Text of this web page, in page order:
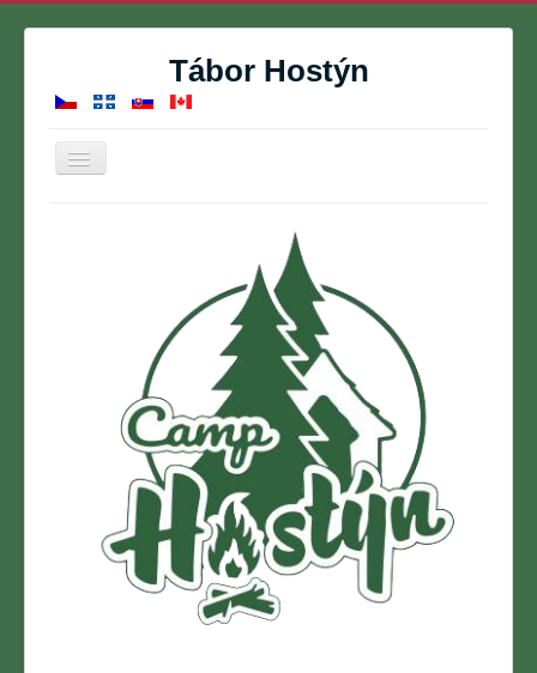
Tábor Hostýn
Přepnout
navigaci
Fotogalerie